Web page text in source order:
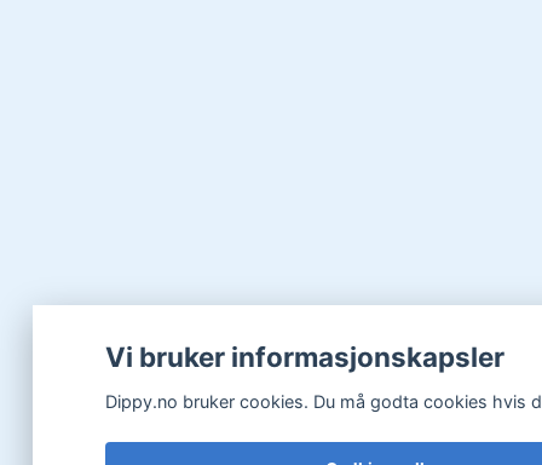
Vi bruker informasjonskapsler
Dippy.no bruker cookies. Du må godta cookies hvis